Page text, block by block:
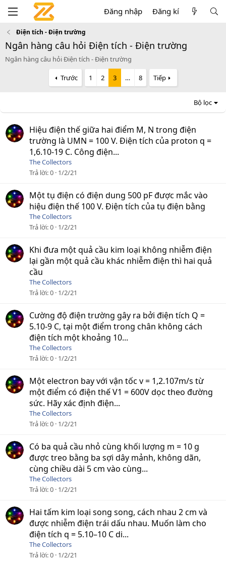
Đăng nhập Đăng kí
Điện tích - Điện trường
Ngân hàng câu hỏi Điện tích - Điện trường
Ngân hàng câu hỏi Điện tích - Điện trường
Trước 1 2 3 … 8 Tiếp
Bộ lọc
Hiệu điện thế giữa hai điểm M, N trong điện
trường là UMN = 100 V. Điện tích của proton q =
1,6.10-19 C. Công điện...
The Collectors
Trả lời 0 1/2/21
Một tụ điện có điện dung 500 pF được mắc vào
hiệu điện thế 100 V. Điện tích của tụ điện bằng
The Collectors
Trả lời 0 1/2/21
Khi đưa một quả cầu kim loại không nhiễm điện
lại gần một quả cầu khác nhiễm điện thì hai quả
cầu
The Collectors
Trả lời 0 1/2/21
Cường độ điện trường gây ra bởi điện tích Q =
5.10-9 C, tại một điểm trong chân không cách
điện tích một khoảng 10...
The Collectors
Trả lời 0 1/2/21
Một electron bay với vận tốc v = 1,2.107m/s từ
một điểm có điện thế V1 = 600V dọc theo đường
sức. Hãy xác định điện...
The Collectors
Trả lời 0 1/2/21
Có ba quả cầu nhỏ cùng khối lượng m = 10 g
được treo bằng ba sợi dây mảnh, không dãn,
cùng chiều dài 5 cm vào cùng...
The Collectors
Trả lời 0 1/2/21
Hai tấm kim loại song song, cách nhau 2 cm và
được nhiễm điện trái dấu nhau. Muốn làm cho
điện tích q = 5.10–10 C di...
The Collectors
Trả lời 0 1/2/21